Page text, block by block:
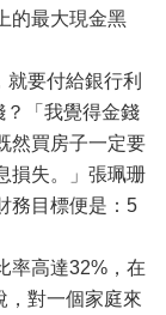
的最大現金黑
要付給銀行利
「我覺得金錢
然買房子一定要
損失。」張珮珊
務目標便是：5
率高達32%，在
，對一個家庭來